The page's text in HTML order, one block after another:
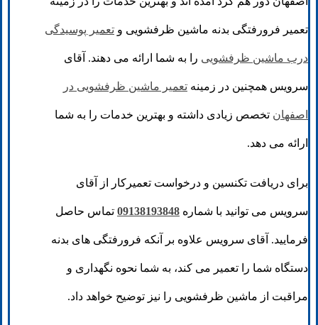
تعمیر فرورفتگی بدنه ماشین ظرفشویی و تعمیر پوسیدگی
درب ماشین ظرفشویی را به شما ارائه می دهند. آقای
سرویس همچنین در زمینه تعمیر ماشین ظرفشویی در
اصفهان تخصص زیادی داشته و بهترین خدمات را به شما
ارائه می دهد.
برای دریافت تکنسین و درخواست تعمیرکار از آقای
سرویس می توانید با شماره 09138193848 تماس حاصل
فرمایید. آقای سرویس علاوه بر آنکه فرورفتگی های بدنه
دستگاه شما را تعمیر می کند، به شما نحوه نگهداری و
مراقبت از ماشین ظرفشویی را نیز توضیح خواهد داد.